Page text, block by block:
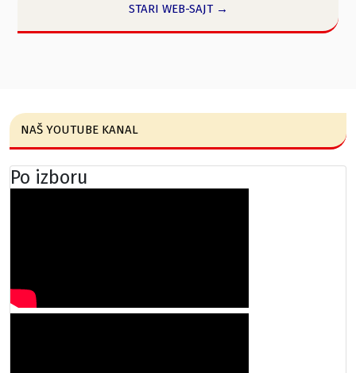
STARI WEB-SAJT →
NAŠ YOUTUBE KANAL
Po izboru